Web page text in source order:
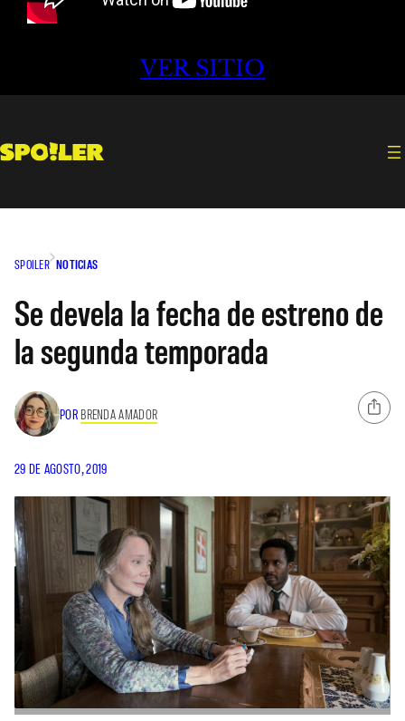
VER SITIO
SPOILER NOTICIAS
Se devela la fecha de estreno de
la segunda temporada
POR BRENDA AMADOR
29 DE AGOSTO, 2019